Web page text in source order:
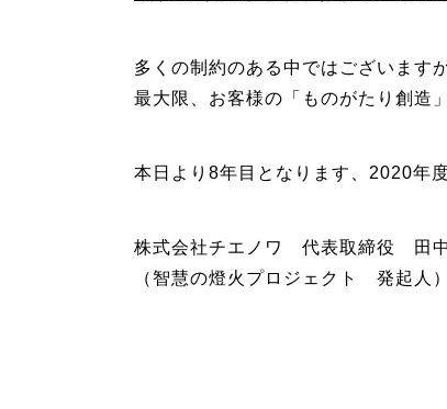
多くの制約のある中ではございます
最大限、お客様の「ものがたり創造
本日より8年目となります、2020年
株式会社チエノワ 代表取締役 田
（智慧の燈火プロジェクト 発起人）